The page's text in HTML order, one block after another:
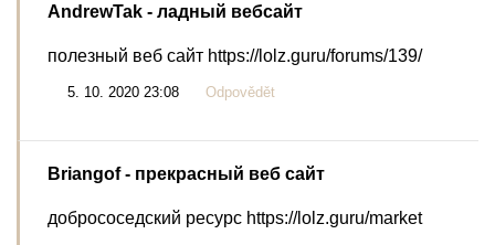
AndrewTak - ладный вебсайт
полезный веб сайт https://lolz.guru/forums/139/
5. 10. 2020 23:08 Odpovědět
Briangof- прекрасный веб сайт
добрососедский ресурс https://lolz.guru/market